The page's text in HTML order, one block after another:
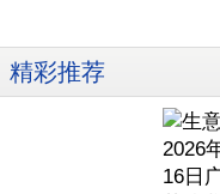
精彩推荐